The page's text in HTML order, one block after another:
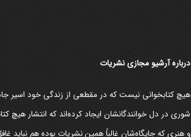
دربارۀ آرشیو مجازی نشریات
هیچ کتابخوانی نیست که در مقطعی از زندگی خود اسیر
شوری در دل خوانندگانشان ایجاد کرده‌اند که انتشار
و هنری که جایگاه‌شان غالباً همین نشریات بوده هم نباید